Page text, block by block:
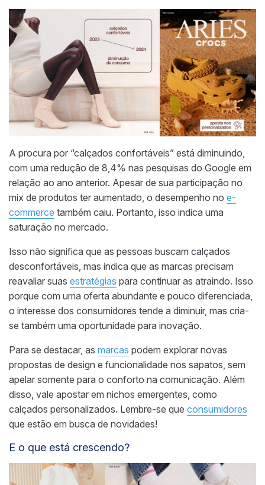
A procura por “calçados confortáveis” está diminuindo,
com uma redução de 8,4% nas pesquisas do Google em
relação ao ano anterior. Apesar de sua participação no
mix de produtos ter aumentado, o desempenho no e-
commerce também caiu. Portanto, isso indica uma
saturação no mercado.
Isso não significa que as pessoas buscam calçados
desconfortáveis, mas indica que as marcas precisam
reavaliar suas estratégias para continuar as atraindo. Isso
porque com uma oferta abundante e pouco diferenciada,
o interesse dos consumidores tende a diminuir, mas cria-
se também uma oportunidade para inovação.
Para se destacar, as marcas podem explorar novas
propostas de design e funcionalidade nos sapatos, sem
apelar somente para o conforto na comunicação. Além
disso, vale apostar em nichos emergentes, como
calçados personalizados. Lembre-se que consumidores
que estão em busca de novidades!
E o que está crescendo?